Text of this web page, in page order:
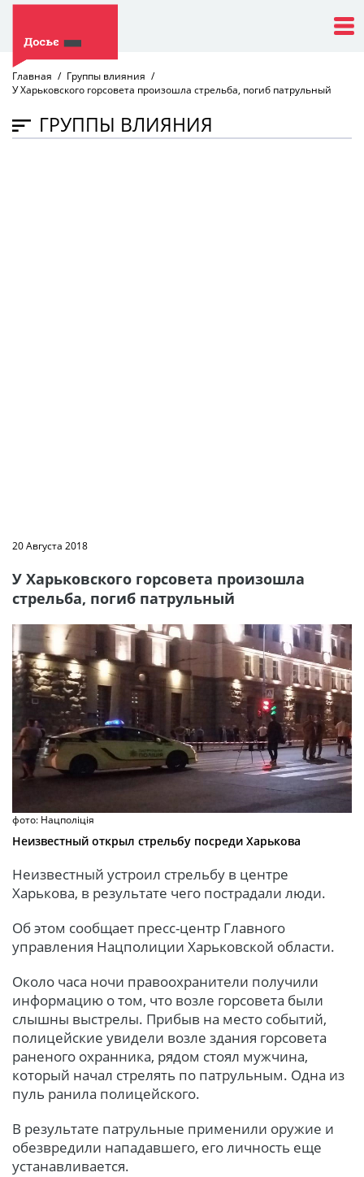
Главная
Группы влияния
У Харьковского горсовета произошла стрельба, погиб патрульный
ГРУППЫ ВЛИЯНИЯ
20 Августа 2018
У Харьковского горсовета произошла
стрельба, погиб патрульный
фото: Нацполіція
Неизвестный открыл стрельбу посреди Харькова
Неизвестный устроил стрельбу в центре
Харькова, в результате чего пострадали люди.
Об этом сообщает пресс-центр Главного
управления Нацполиции Харьковской области.
Около часа ночи правоохранители получили
информацию о том, что возле горсовета были
слышны выстрелы. Прибыв на место событий,
полицейские увидели возле здания горсовета
раненого охранника, рядом стоял мужчина,
который начал стрелять по патрульным. Одна из
пуль ранила полицейского.
В результате патрульные применили оружие и
обезвредили нападавшего, его личность еще
устанавливается.